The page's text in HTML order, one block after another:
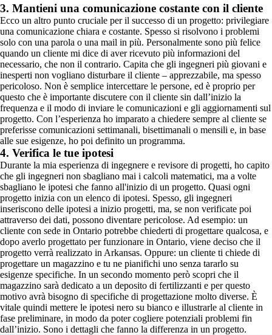
3. Mantieni una comunicazione costante con il cliente
Ecco un altro punto cruciale per il successo di un progetto: privilegiare
una comunicazione chiara e costante. Spesso si risolvono i problemi
solo con una parola o una mail in più. Personalmente sono più felice
quando un cliente mi dice di aver ricevuto più informazioni del
necessario, che non il contrario. Capita che gli ingegneri più giovani e
inesperti non vogliano disturbare il cliente – apprezzabile, ma spesso
pericoloso. Non è semplice intercettare le persone, ed è proprio per
questo che è importante discutere con il cliente sin dall’inizio la
frequenza e il modo di inviare le comunicazioni e gli aggiornamenti sul
progetto. Con l’esperienza ho imparato a chiedere sempre al cliente se
preferisse comunicazioni settimanali, bisettimanali o mensili e, in base
alle sue esigenze, ho poi definito un programma.
4. Verifica le tue ipotesi
Durante la mia esperienza di ingegnere e revisore di progetti, ho capito
che gli ingegneri non sbagliano mai i calcoli matematici, ma a volte
sbagliano le ipotesi che fanno all'inizio di un progetto. Quasi ogni
progetto inizia con un elenco di ipotesi. Spesso, gli ingegneri
inseriscono delle ipotesi a inizio progetti, ma, se non verificate poi
attraverso dei dati, possono diventare pericolose. Ad esempio: un
cliente con sede in Ontario potrebbe chiederti di progettare qualcosa, e
dopo averlo progettato per funzionare in Ontario, viene deciso che il
progetto verrà realizzato in Arkansas. Oppure: un cliente ti chiede di
progettare un magazzino e tu ne pianifichi uno senza tararlo su
esigenze specifiche. In un secondo momento però scopri che il
magazzino sarà dedicato a un deposito di fertilizzanti e per questo
motivo avrà bisogno di specifiche di progettazione molto diverse. È
vitale quindi mettere le ipotesi nero su bianco e illustrarle al cliente in
fase preliminare, in modo da poter cogliere potenziali problemi fin
dall’inizio. Sono i dettagli che fanno la differenza in un progetto.